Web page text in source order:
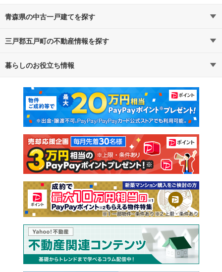
青森県の中古一戸建てを探す
路線・駅から探す
通勤・通学時間から探す
三戸郡五戸町の不動産情報を探す
不動産・住宅
新築マンション 中古マンション
新築一戸建て 中古一戸建て
注文住宅 土地
売却査定
暮らしのお役立ち情報
マンションカタログ 教えて！住まいの先生